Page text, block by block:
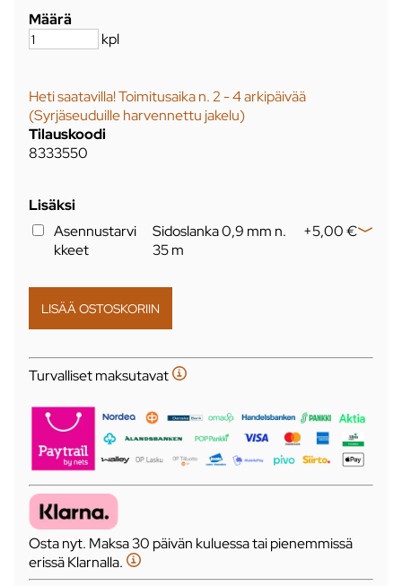
Määrä
kpl
Heti saatavilla! Toimitusaika n. 2 - 4 arkipäivää
(Syrjäseuduille harvennettu jakelu)
Tilauskoodi
8333550
Lisäksi
Asennustarvi
kkeet
Sidoslanka 0,9 mm n.
35 m
+5,00 €
Turvalliset maksutavat
Osta nyt. Maksa 30 päivän kuluessa tai pienemmissä
erissä Klarnalla.